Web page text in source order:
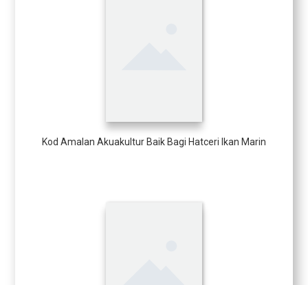
Kod Amalan Akuakultur Baik Bagi Hatceri Ikan Marin